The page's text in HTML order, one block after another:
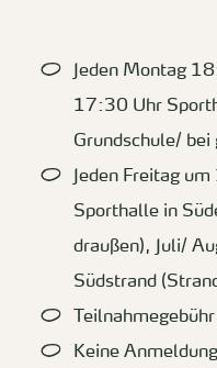
Jeden Montag
17:30 Uhr
Grundschule/
Jeden Freitag
Sporthalle in
draußen), Juli/
Südstrand
Keine